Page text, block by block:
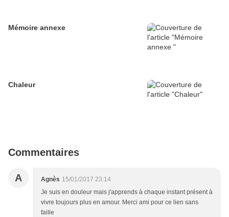
Mémoire annexe
Chaleur
Commentaires
A Agnès 15/01/2017 23:14
Je suis en douleur mais j'apprends à chaque instant présent à
vivre toujours plus en amour. Merci ami pour ce lien sans
faille